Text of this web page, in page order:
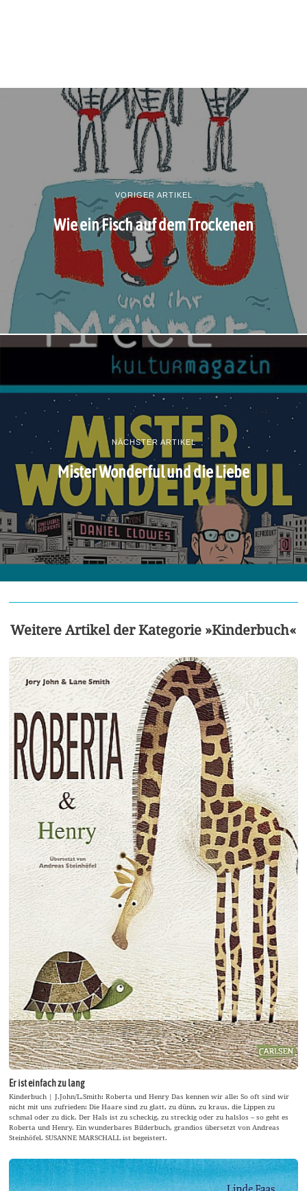
VORIGER ARTIKEL
Wie ein Fisch auf dem Trockenen
NÄCHSTER ARTIKEL
Mister Wonderful und die Liebe
Weitere Artikel der Kategorie »Kinderbuch«
Er ist einfach zu lang
Kinderbuch | J.John/L.Smith: Roberta und Henry Das kennen wir alle: So oft sind wir
nicht mit uns zufrieden: Die Haare sind zu glatt, zu dünn, zu kraus, die Lippen zu
schmal oder zu dick. Der Hals ist zu scheckig, zu streckig oder zu halslos – so geht es
Roberta und Henry. Ein wunderbares Bilderbuch, grandios übersetzt von Andreas
Steinhöfel. SUSANNE MARSCHALL ist begeistert.